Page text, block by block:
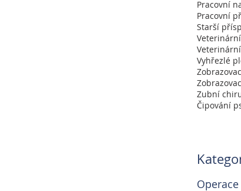
Pracovní
Starší
Vyhřezlé
Zubní
Čipování